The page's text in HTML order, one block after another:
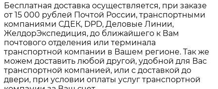
Бесплатная доставка осуществляется, при заказе
от 15 000 рублей Почтой России, транспортными
компаниями СДЕК, DPD, Деловые Линии,
ЖелдорЭкспедиция, до ближайшего к Вам
почтового отделения или терминала
транспортной компании в Вашем регионе. Так же
можем доставить любой другой, удобной для Вас
транспортной компанией, или с доставкой до
двери, при условии оплаты услуг транспортной